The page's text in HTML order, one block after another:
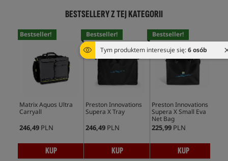
Tym produktem interesuje się:6 osób
BESTSELLERY Z TEJ KATEGORII
Bestseller!
Matrix Aquos Ultra
Carryall
246,49 PLN
KUP
Bestseller!
Preston Innovations
Supera X Tray
246,49 PLN
KUP
Bestseller!
Preston Innovations
Supera X Small Eva
Net Bag
225,99 PLN
KUP